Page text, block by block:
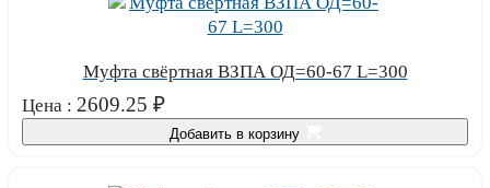
Муфта свёртная ВЗПА ОД=60-67 L=300
Цена : 2609.25 ₽
Добавить в корзину